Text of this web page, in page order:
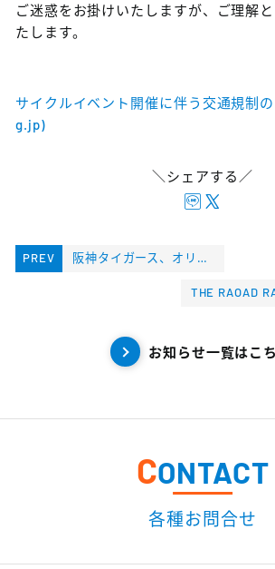
ご迷惑をお掛けいたしますが、ご理解
たします。
サイクルイベント開催に伴う交通規制
g.jp)
＼シェアする／
PREV 阪神タイガース、オリックス・バファローズ優勝記念パレード 交通規制について
お知らせ一覧はこ
CONTACT
各種お問合せ